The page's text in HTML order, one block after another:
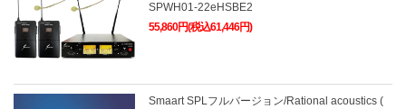
SPWH01-22eHSBE2
55,860円(税込61,446円)
Smaart SPLフルバージョン/Rational acoustics (